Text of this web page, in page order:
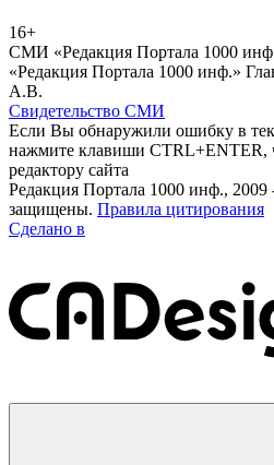
16+
СМИ «Редакция Портала 1000
«Редакция Портала 1000 инф.»
А.В.
Свидетельство СМИ
Если Вы обнаружили ошибку в
нажмите клавиши CTRL+ENTER,
редактору сайта
Редакция Портала 1000 инф., 2009
защищены. Правила цитирования
Сделано в